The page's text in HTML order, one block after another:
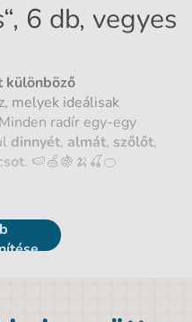
6 db, vegyes
különböző
melyek ideálisak
radír egy-egy
dinnyét, almát, szőlőt,
. 🍉🍏🍇🍌🍒🍊
– a radír valódi
és szórakoztató.